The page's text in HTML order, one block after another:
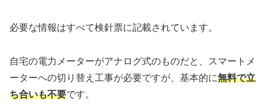
必要な情報はすべて検針票に記載されています。
自宅の電力メーターがアナログ式のものだと、スマートメ
ーターへの切り替え工事が必要ですが、基本的に無料で立
ち合いも不要です。